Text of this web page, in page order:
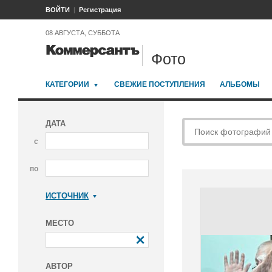
ВОЙТИ Регистрация
08 АВГУСТА, СУББОТА
Фото
КАТЕГОРИИ СВЕЖИЕ ПОСТУПЛЕНИЯ АЛЬБОМЫ
ДАТА
с
по
ИСТОЧНИК
МЕСТО
АВТОР